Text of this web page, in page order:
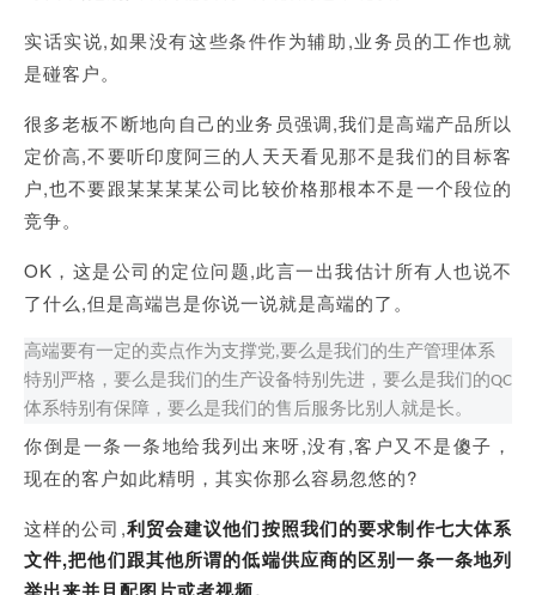
实话实说,如果没有这些条件作为辅助,业务员的工作也就
是碰客户。
很多老板不断地向自己的业务员强调,我们是高端产品所以
定价高,不要听印度阿三的人天天看见那不是我们的目标客
户,也不要跟某某某某公司比较价格那根本不是一个段位的
竞争。
OK，这是公司的定位问题,此言一出我估计所有人也说不
了什么,但是高端岂是你说一说就是高端的了。
高端要有一定的卖点作为支撑党,要么是我们的生产管理体系
特别严格，要么是我们的生产设备特别先进，要么是我们的QC
体系特别有保障，要么是我们的售后服务比别人就是长。
你倒是一条一条地给我列出来呀,没有,客户又不是傻子，
现在的客户如此精明，其实你那么容易忽悠的?
这样的公司 ,利贸会建议他们按照我们的要求制作七大体系
文件,把他们跟其他所谓的低端供应商的区别一条一条地列